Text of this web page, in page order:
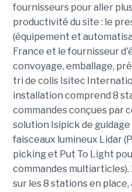
fournisseurs pour aller
productivité du site : le
(équipement et
France et le fournisseur
convoyage, emballage,
tri de colis Isitec
installation comprend 8
commandes conçues par
solution Isipick de
faisceaux lumineux Lidar
picking et Put To Light
commandes
sur les 8 stations en